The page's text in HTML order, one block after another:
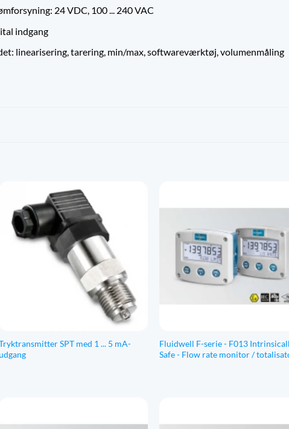
24 VDC, 100 ... 240 VAC
indgang
linearisering, tarering, min/max, softwareværktøj, volumenmåling
SPT med 1 ... 5 mA-
Fluidwell F-serie - F013
Safe - Flow rate monitor /